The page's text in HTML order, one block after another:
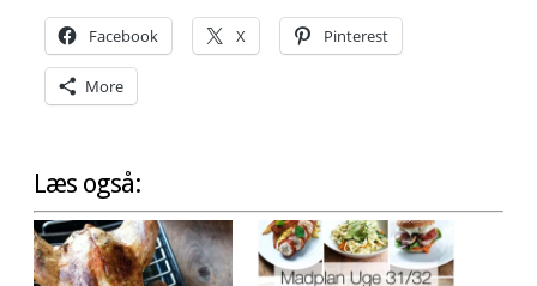
Facebook X Pinterest
More
Læs også: